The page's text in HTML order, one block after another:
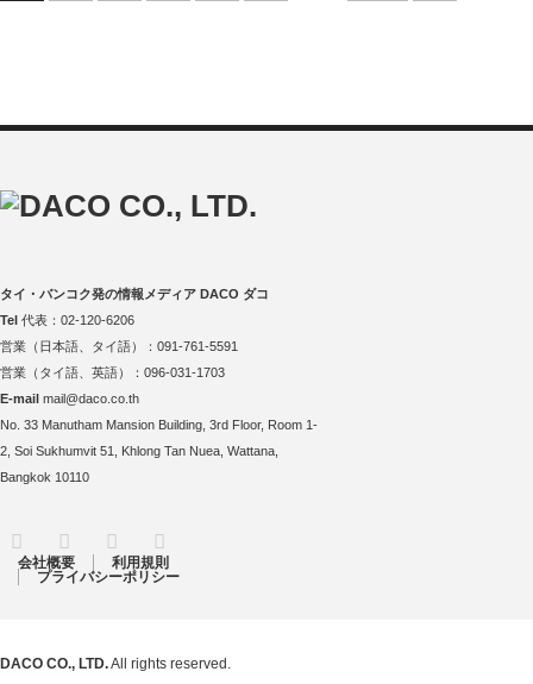
タイ・バンコク発の情報メディア DACO ダコ
Tel 代表：02-120-6206
営業（日本語、タイ語）：091-761-5591
営業（タイ語、英語）：096-031-1703
E-mail mail@daco.co.th
No. 33 Manutham Mansion Building, 3rd Floor, Room 1-
2, Soi Sukhumvit 51, Khlong Tan Nuea, Wattana,
Bangkok 10110
Twitter FacebookInstagram
会社概要
利用規則
プライバシーポリシー
DACO CO., LTD.All rights reserved.